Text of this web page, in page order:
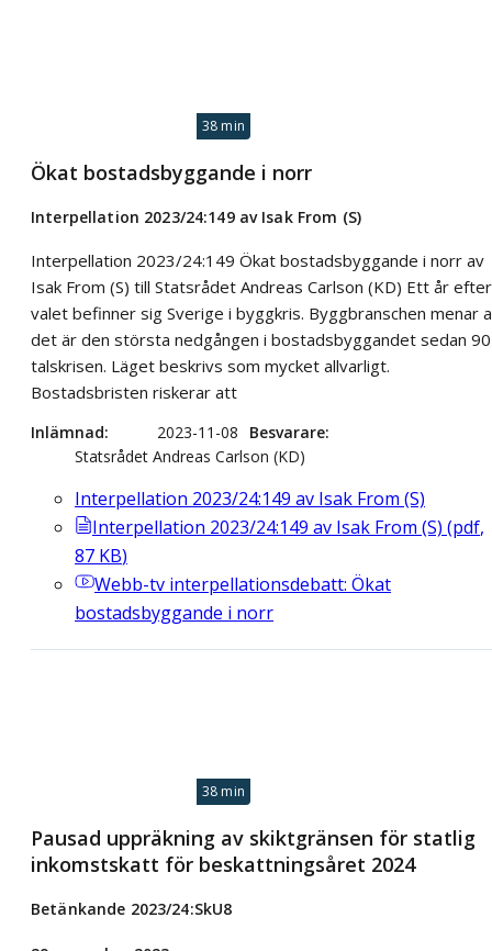
38 min
Ökat bostadsbyggande i norr
Interpellation 2023/24:149 av Isak From (S)
Interpellation 2023/24:149 Ökat bostadsbyggande i norr av
Isak From (S) till Statsrådet Andreas Carlson (KD) Ett år efter
valet befinner sig Sverige i byggkris. Byggbranschen menar
det är den största nedgången i bostadsbyggandet sedan
talskrisen. Läget beskrivs som mycket allvarligt.
Bostadsbristen riskerar att
Inlämnad 2023-11-08
Besvarare
Statsrådet Andreas Carlson (KD)
Interpellation 2023/24:149 av Isak From (S)
Interpellation 2023/24:149 av Isak From (S) (pdf,
87 KB)
Webb-tv interpellationsdebatt: Ökat
bostadsbyggande i norr
38 min
Pausad uppräkning av skiktgränsen för statlig
inkomstskatt för beskattningsåret 2024
Betänkande 2023/24:SkU8